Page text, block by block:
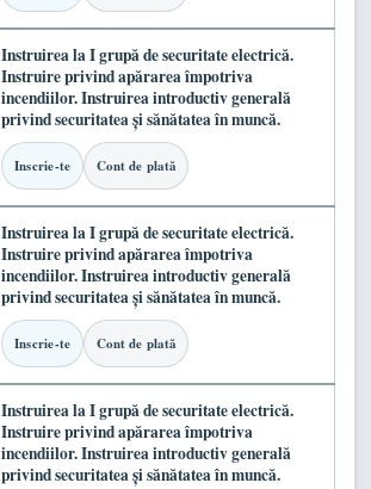
Instruirea la I grupă de securitate electrică.
Instruire privind apărarea împotriva
incendiilor. Instruirea introductiv generală
privind securitatea și sănătatea în muncă.
Inscrie-te Cont de plată
Instruirea la I grupă de securitate electrică.
Instruire privind apărarea împotriva
incendiilor. Instruirea introductiv generală
privind securitatea și sănătatea în muncă.
Inscrie-te Cont de plată
Instruirea la I grupă de securitate electrică.
Instruire privind apărarea împotriva
incendiilor. Instruirea introductiv generală
privind securitatea și sănătatea în muncă.